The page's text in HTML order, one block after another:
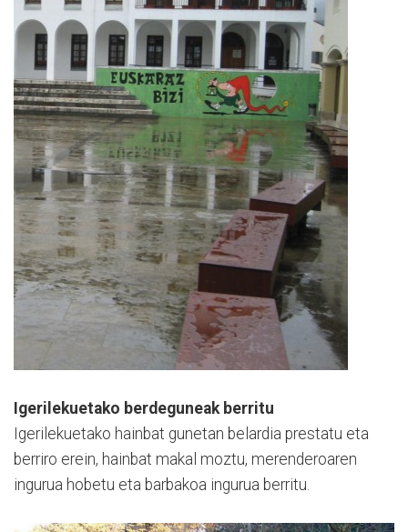
Igerilekuetako berdeguneak berritu
Igerilekuetako hainbat gunetan belardia prestatu eta
berriro erein, hainbat makal moztu, merenderoaren
ingurua hobetu eta barbakoa ingurua berritu.